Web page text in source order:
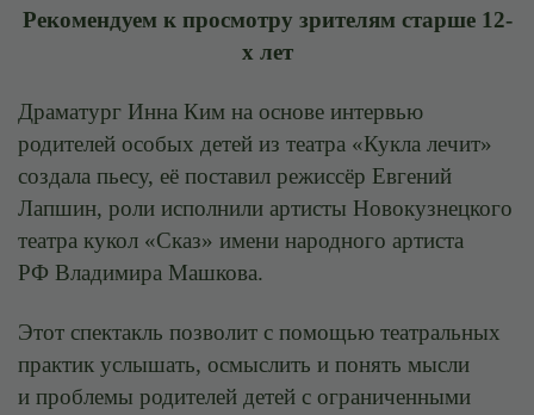
Рекомендуем к просмотру зрителям старше 12-
х лет
Драматург Инна Ким на основе интервью
родителей особых детей из театра «Кукла лечит»
создала пьесу, её поставил режиссёр Евгений
Лапшин, роли исполнили артисты Новокузнецкого
театра кукол «Сказ» имени народного артиста
РФ Владимира Машкова.
Этот спектакль позволит с помощью театральных
практик услышать, осмыслить и понять мысли
и проблемы родителей детей с ограниченными